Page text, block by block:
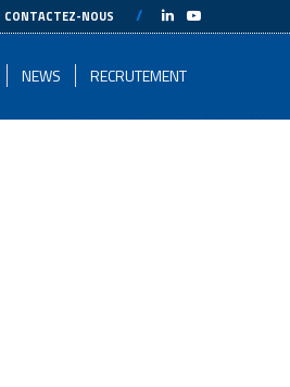
CONTACTEZ-NOUS //
NEWS RECRUTEMENT